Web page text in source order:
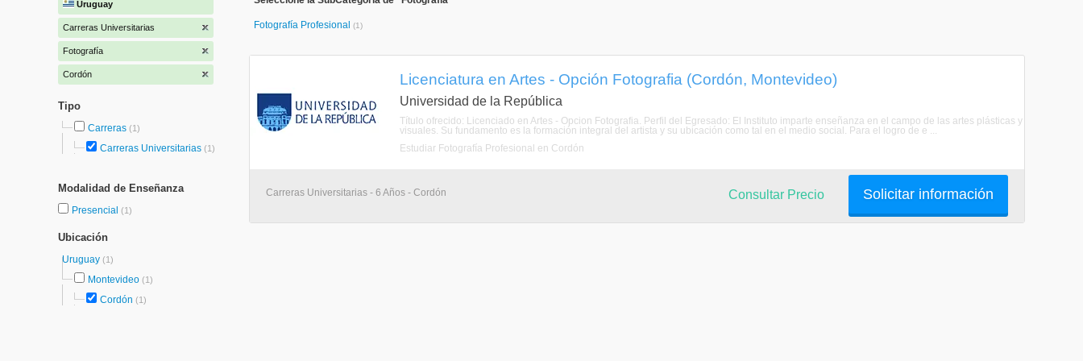
Uruguay
Carreras Universitarias
Fotografía
Cordón
Tipo
Carreras (1)
Carreras Universitarias (1)
Modalidad de Enseñanza
Presencial (1)
Ubicación
Uruguay (1)
Montevideo (1)
Cordón (1)
Fotografía Profesional (1)
Licenciatura en Artes - Opción Fotografia (Cordón, Montevideo)
Universidad de la República
Título ofrecido: Licenciado en Artes - Opcion Fotografia. Perfil del Egresado: El Instituto imparte enseñanza en el campo de las artes plásticas y
visuales. Su fundamento es la formación integral del artista y su ubicación como tal en el medio social. Para el logro de e ...
Estudiar Fotografía Profesional en Cordón
Carreras Universitarias - 6 Años - Cordón Solicitar información
Consultar Precio